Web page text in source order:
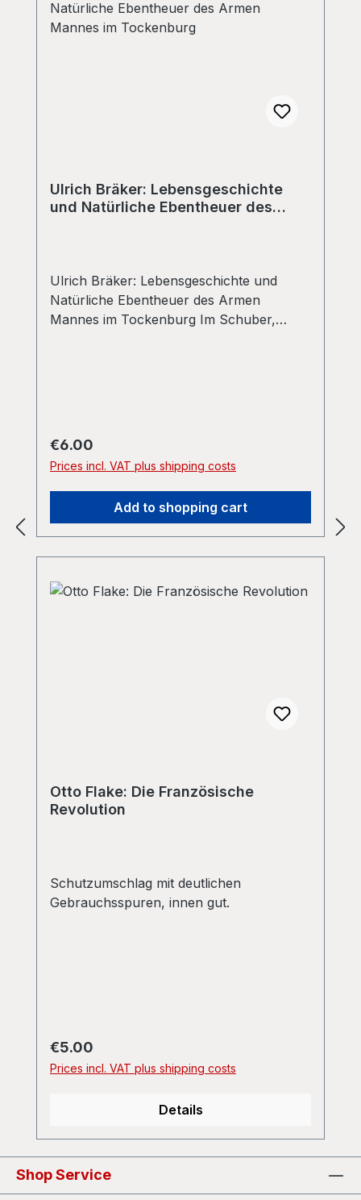
Ulrich Bräker: Lebensgeschichte
und Natürliche Ebentheuer des
Ulrich Bräker: Lebensgeschichte und
Natürliche Ebentheuer des Armen
Mannes im Tockenburg Im Schuber,
Regular price:
€6.00
Prices incl. VAT plus shipping costs
Add to shopping cart
Otto Flake: Die Französische
Revolution
Schutzumschlag mit deutlichen
Gebrauchsspuren, innen gut.
Regular price:
€5.00
Prices incl. VAT plus shipping costs
Details
Shop Service